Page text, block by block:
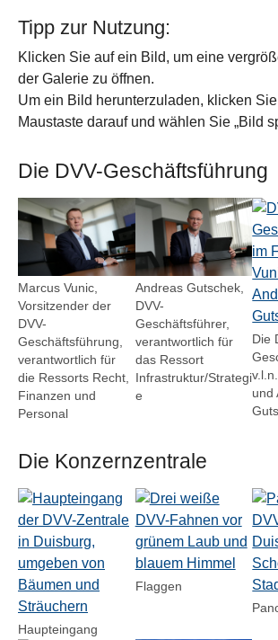
Tipp zur Nutzung:
Klicken Sie auf ein Bild, um eine
der Galerie zu öffnen.
Um ein Bild herunterzuladen, klicken
Maustaste darauf und wählen Sie „Bild
Die DVV-Geschäftsführung
Show larger version for:
Marcus Vunic,
Vorsitzender der
DVV-
Geschäftsführung,
verantwortlich für
die Ressorts Recht,
Finanzen und
Personal
Show larger version
Andreas Gutschek,
DVV-
Geschäftsführer,
verantwortlich für
das Ressort
Infrastruktur/Strategi
e
Die
und
Die Konzernzentrale
Show larger version for:
Haupteingang
Show larger version
Flaggen